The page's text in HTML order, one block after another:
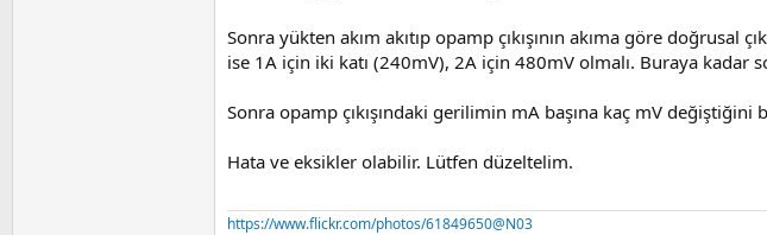
Sonra yükten akım akıtıp opamp çıkışının akıma göre
ise 1A için iki katı (240mV), 2A için 480mV olmalı. Buraya kadar
Sonra opamp çıkışındaki gerilimin mA başına kaç mV değiştiğini
Hata ve eksikler olabilir. Lütfen düzeltelim.
https://www.flickr.com/photos/61849650@N03